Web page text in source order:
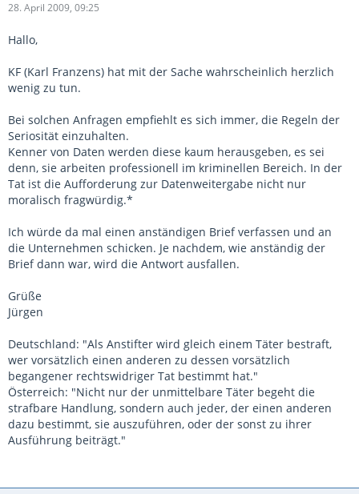
28. April 2009, 09:25
Hallo,
KF (Karl Franzens) hat mit der Sache wahrscheinlich herzlich
wenig zu tun.
Bei solchen Anfragen empfiehlt es sich immer, die Regeln der
Seriosität einzuhalten.
Kenner von Daten werden diese kaum herausgeben, es sei
denn, sie arbeiten professionell im kriminellen Bereich. In der
Tat ist die Aufforderung zur Datenweitergabe nicht nur
moralisch fragwürdig.*
Ich würde da mal einen anständigen Brief verfassen und an
die Unternehmen schicken. Je nachdem, wie anständig der
Brief dann war, wird die Antwort ausfallen.
Grüße
Jürgen
Deutschland: "Als Anstifter wird gleich einem Täter bestraft,
wer vorsätzlich einen anderen zu dessen vorsätzlich
begangener rechtswidriger Tat bestimmt hat."
Österreich: "Nicht nur der unmittelbare Täter begeht die
strafbare Handlung, sondern auch jeder, der einen anderen
dazu bestimmt, sie auszuführen, oder der sonst zu ihrer
Ausführung beiträgt."